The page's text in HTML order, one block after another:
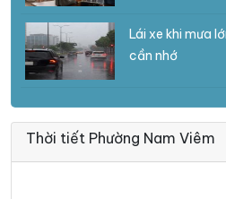
Lái xe khi mưa
cần nhớ
Thời tiết Phường Nam Viêm